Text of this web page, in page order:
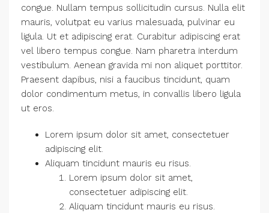
congue. Nullam tempus sollicitudin cursus. Nulla elit
mauris, volutpat eu varius malesuada, pulvinar eu
ligula. Ut et adipiscing erat. Curabitur adipiscing erat
vel libero tempus congue. Nam pharetra interdum
vestibulum. Aenean gravida mi non aliquet porttitor.
Praesent dapibus, nisi a faucibus tincidunt, quam
dolor condimentum metus, in convallis libero ligula
ut eros.
Lorem ipsum dolor sit amet, consectetuer
adipiscing elit.
Aliquam tincidunt mauris eu risus.
Lorem ipsum dolor sit amet,
consectetuer adipiscing elit.
Aliquam tincidunt mauris eu risus.